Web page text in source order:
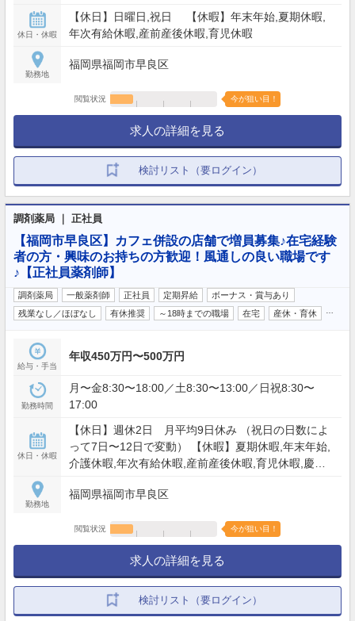
休日・休暇
【休日】日曜日,祝日 【休暇】年末年始,夏期休暇,
年次有給休暇,産前産後休暇,育児休暇
勤務地
福岡県福岡市早良区
閲覧状況 今が狙い目！
求人の詳細を見る
検討リスト（要ログイン）
調剤薬局 ｜ 正社員
【福岡市早良区】カフェ併設の店舗で増員募集♪在宅経験
者の方・興味のお持ちの方歓迎！風通しの良い職場です
♪【正社員薬剤師】
調剤薬局 一般薬剤師 正社員 定期昇給
ボーナス・賞与あり
残業なし／ほぼなし
有休推奨 ～18時までの職場 在宅 産休・育休
給与・手当
年収450万円〜500万円
勤務時間
月〜金8:30〜18:00／土8:30〜13:00／日祝8:30〜
17:00
休日・休暇
【休日】週休2日 月平均9日休み （祝日の日数によ
って7日〜12日で変動） 【休暇】夏期休暇,年末年始,
介護休暇,年次有給休暇,産前産後休暇,育児休暇,慶弔
勤務地
福岡県福岡市早良区
閲覧状況 今が狙い目！
求人の詳細を見る
検討リスト（要ログイン）